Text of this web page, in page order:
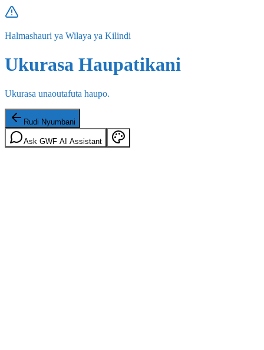
Halmashauri ya Wilaya ya Kilindi
Ukurasa Haupatikani
Ukurasa unaoutafuta haupo.
Rudi Nyumbani
Ask GWF AI Assistant